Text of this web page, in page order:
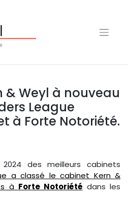
& Weyl à nouveau
League
à Forte Notoriété.
des meilleurs cabinets
a classé le cabinet Kern &
à Forte Notoriété dans les